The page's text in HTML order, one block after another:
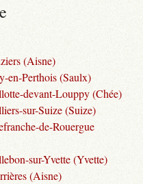
(Aisne)
en-Perthois (Saulx)
devant-Louppy (Chée)
sur-Suize (Suize)
de-Rouergue
sur-Yvette (Yvette)
(Aisne)